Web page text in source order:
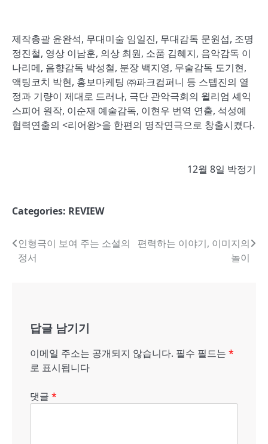
제작총괄 윤완석, 무대미술 임일진, 무대감독 문원섭, 조명
정진철, 영상 이남훈, 의상 최원, 소품 김혜지, 음악감독 이
나리메, 음향감독 박성철, 분장 백지영, 무술감독 도기현,
액팅코치 박현, 홍보마케팅 ㈜파크컴퍼니 등 스텝진의 열
정과 기량이 제대로 드러나, 극단 관악극회의 윌리엄 셰익
스피어 원작, 이순재 예술감독, 이현우 번역 연출, 석성예
협력연출의 <리어왕>을 한편의 명작연극으로 창출시켰다.
12월 8일 박정기
Categories: REVIEW
글
내
인형극이 보여 주는 소설의
정서
편력하는 이야기, 이미지의
놀이
답글 남기기
이메일 주소는 공개되지 않습니다. 필수 필드는 *
로 표시됩니다
댓글 *